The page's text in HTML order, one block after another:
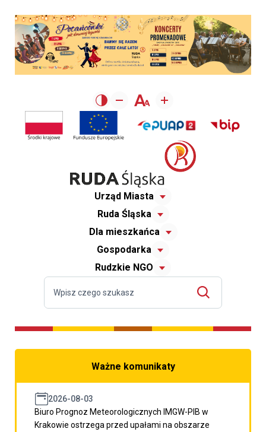
Urząd Miasta
Ruda Śląska
Dla mieszkańca
Gospodarka
Rudzkie NGO
Ważne komunikaty
2026-08-03
Biuro Prognoz Meteorologicznych IMGW-PIB w
Krakowie ostrzega przed upałami na obszarze